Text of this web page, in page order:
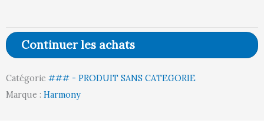
(AN
/
BRUT)
Continuer les achats
Catégorie ### - PRODUIT SANS CATEGORIE
Marque : Harmony